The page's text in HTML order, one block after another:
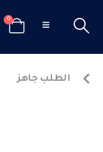
0
الطلب جاهز